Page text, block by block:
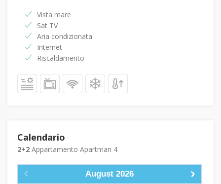
Vista mare
Sat TV
Aria condizionata
Internet
Riscaldamento
Calendario
2+2 Appartamento Apartman 4
August 2026